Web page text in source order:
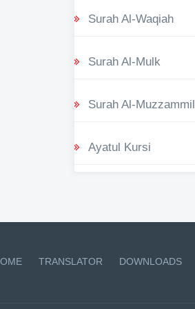
Surah Al-Waqiah
Surah Al-Mulk
Surah Al-Muzzammil
Ayatul Kursi
TRANSLATOR DOWNLOADS